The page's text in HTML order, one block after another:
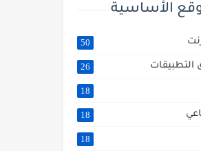
الأساسية
50
التطبيقات 26
18
18
18